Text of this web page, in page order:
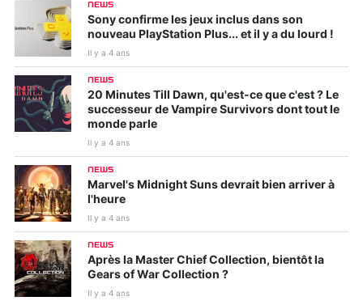
NEWS
Sony confirme les jeux inclus dans son
nouveau PlayStation Plus... et il y a du lourd !
Il y a 4 ans
NEWS
20 Minutes Till Dawn, qu'est-ce que c'est ? Le
successeur de Vampire Survivors dont tout le
monde parle
Il y a 4 ans
NEWS
Marvel's Midnight Suns devrait bien arriver à
l'heure
Il y a 4 ans
NEWS
Après la Master Chief Collection, bientôt la
Gears of War Collection ?
Il y a 4 ans